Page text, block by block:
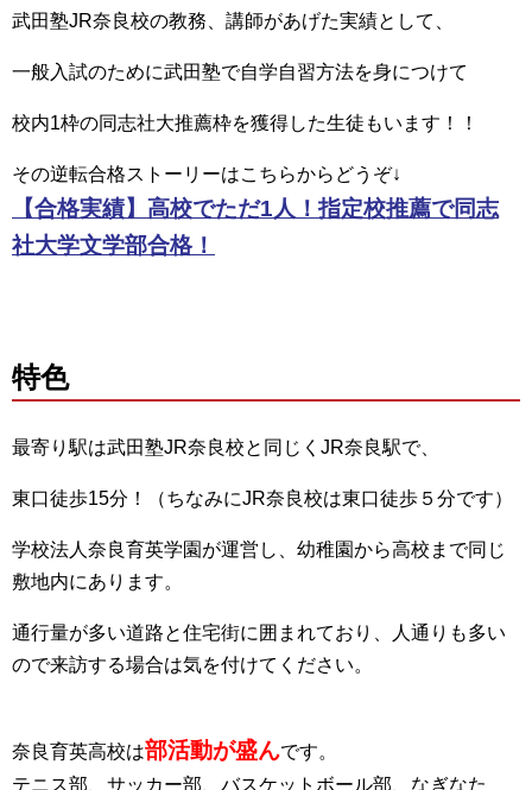
武田塾JR奈良校の教務、講師があげた実績として、
一般入試のために武田塾で自学自習方法を身につけて
校内1枠の同志社大推薦枠を獲得した生徒もいます！！
その逆転合格ストーリーはこちらからどうぞ↓
【合格実績】高校でただ1人！指定校推薦で同志
社大学文学部合格！
特色
最寄り駅は武田塾JR奈良校と同じくJR奈良駅で、
東口徒歩15分！（ちなみにJR奈良校は東口徒歩５分です）
学校法人奈良育英学園が運営し、幼稚園から高校まで同じ
敷地内にあります。
通行量が多い道路と住宅街に囲まれており、人通りも多い
ので来訪する場合は気を付けてください。
奈良育英高校は部活動が盛んです。
テニス部、サッカー部、バスケットボール部、なぎなた